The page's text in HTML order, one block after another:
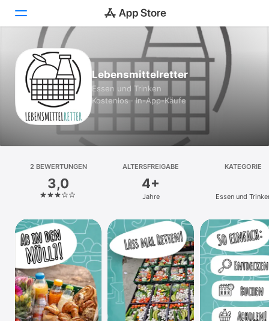
Heute
Spiele
Apps
Plattform
iPhone
iPad
Mac
Vision
Watch
TV
Lebensmittelretter
Essen und Trinken
Kostenlos · In-App-Käufe
2 BEWERTUNGEN
3,0
ALTERSFREIGABE
4+
Jahre
KATEGORIE
Essen und